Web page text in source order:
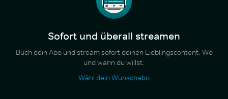
Sofort und überall streamen
Buch dein Abo und stream sofort deinen Lieblingscontent. Wo
und wann du willst.
Wähl dein Wunschabo